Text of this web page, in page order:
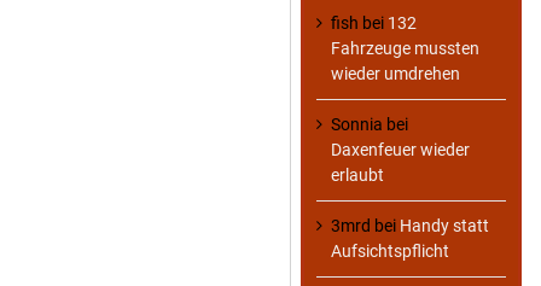
fish bei 132
Fahrzeuge mussten
wieder umdrehen
Sonnia bei
Daxenfeuer wieder
erlaubt
3mrd bei Handy statt
Aufsichtspflicht